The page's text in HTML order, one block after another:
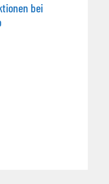
bei